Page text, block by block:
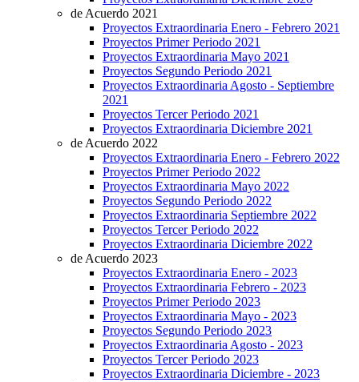
de Acuerdo 2021
Proyectos Extraordinaria Enero - Febrero 2021
Proyectos Primer Periodo 2021
Proyectos Extraordinaria Mayo 2021
Proyectos Segundo Periodo 2021
Proyectos Extraordinaria Agosto - Septiembre
2021
Proyectos Tercer Periodo 2021
Proyectos Extraordinaria Diciembre 2021
de Acuerdo 2022
Proyectos Extraordinaria Enero - Febrero 2022
Proyectos Primer Periodo 2022
Proyectos Extraordinaria Mayo 2022
Proyectos Segundo Periodo 2022
Proyectos Extraordinaria Septiembre 2022
Proyectos Tercer Periodo 2022
Proyectos Extraordinaria Diciembre 2022
de Acuerdo 2023
Proyectos Extraordinaria Enero - 2023
Proyectos Extraordinaria Febrero - 2023
Proyectos Primer Periodo 2023
Proyectos Extraordinaria Mayo - 2023
Proyectos Segundo Periodo 2023
Proyectos Extraordinaria Agosto - 2023
Proyectos Tercer Periodo 2023
Proyectos Extraordinaria Diciembre - 2023